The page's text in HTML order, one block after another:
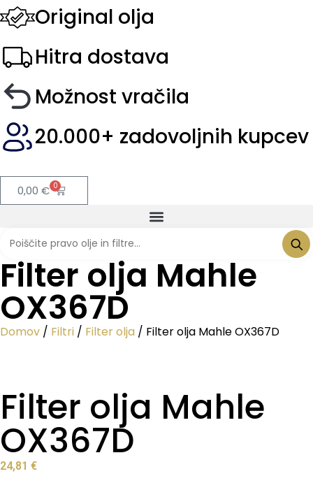
Original olja
Hitra dostava
Možnost vračila
20.000+ zadovoljnih kupcev
0,00 € 0
Filter olja Mahle
OX367D
Domov / Filtri / Filter olja / Filter olja Mahle OX367D
Filter olja Mahle
OX367D
24,81 €